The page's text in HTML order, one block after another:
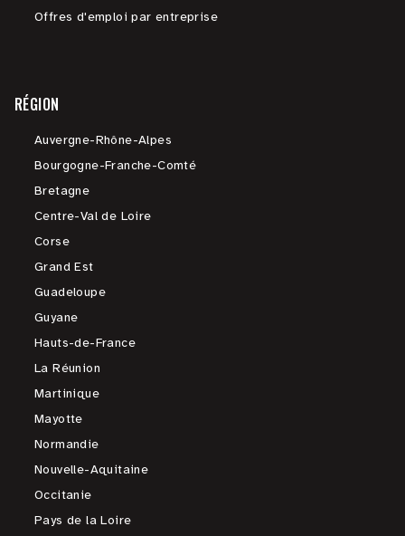
Offres d'emploi par entreprise
RÉGION
Auvergne-Rhône-Alpes
Bourgogne-Franche-Comté
Bretagne
Centre-Val de Loire
Corse
Grand Est
Guadeloupe
Guyane
Hauts-de-France
La Réunion
Martinique
Mayotte
Normandie
Nouvelle-Aquitaine
Occitanie
Pays de la Loire